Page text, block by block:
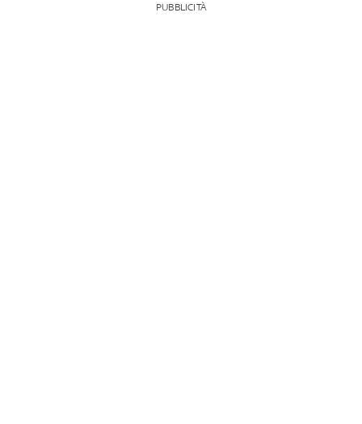
PUBBLICITÀ